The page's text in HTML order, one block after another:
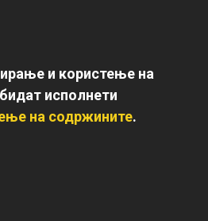
и користење на
исполнети
на содржините.